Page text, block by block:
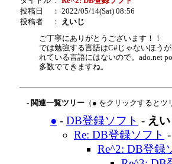
投稿日
： 2022/05/14(Sat) 08:56
投稿者
：
えいじ
ご丁寧にありがとうございます！！
では勉強する言語はC#じゃないほう
れている言語にはないので。ado.net
多数でてきますね。
- 関連一覧ツリー （● をクリックすると
● - DB登録ソフト - え
Re: DB登録ソフト
Re^2: DB登録